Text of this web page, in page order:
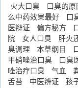
火大口臭 口臭的原
么中药效果最好
口
医辩证
偏方秘方
院
女人口臭 肝火
臭调理
本草纲目
甲硝唑治口臭
口臭
唑治疗口臭
气血
舌苔
中医辨证 孩